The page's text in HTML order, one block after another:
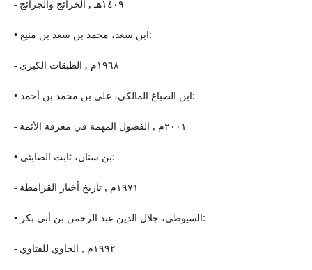
- ١٤٠٩هـ , الخرائج والجرائج
• ابن سعد، محمد بن سعد بن منیع:
- ١٩٦٨م , الطبقات الكبرى
• ابن الصباغ المالكي، علي بن محمد بن أحمد:
- ٢٠٠١م , الفصول المهمة في معرفة الأئمة
• بن سنان، ثابت الصابئي:
- ١٩٧١م , تاریخ أخبار القرامطة
• السیوطي، جلال الدین عبد الرحمن بن أبي بكر:
- ١٩٩٢م , الحاوي للفتاوي